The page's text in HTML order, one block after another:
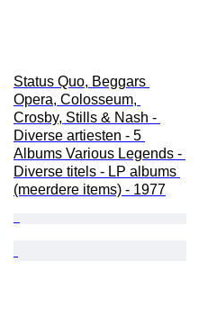
Status Quo, Beggars
Opera, Colosseum,
Crosby, Stills & Nash -
Diverse artiesten - 5
Albums Various Legends -
Diverse titels - LP albums
(meerdere items) - 1977